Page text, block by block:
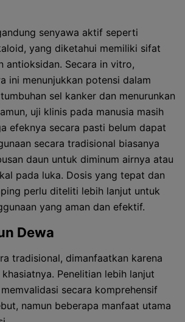
senyawa aktif seperti
yang diketahui memiliki sifat
antioksidan. Secara in vitro,
ini menunjukkan potensi dalam
sel kanker dan menurunkan
uji klinis pada manusia masih
efeknya secara pasti belum dapat
secara tradisional biasanya
daun untuk diminum airnya atau
pada luka. Dosis yang tepat dan
perlu diteliti lebih lanjut untuk
yang aman dan efektif.
Dewa
tradisional, dimanfaatkan karena
Penelitian lebih lanjut
secara komprehensif
namun beberapa manfaat utama